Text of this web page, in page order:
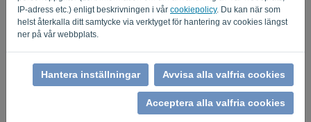
IP-adress etc.) enligt beskrivningen i vår cookiepolicy. Du kan när som
helst återkalla ditt samtycke via verktyget för hantering av cookies längst
ner på vår webbplats.
Hantera inställningar Avvisa alla valfria cookies
Acceptera alla valfria cookies